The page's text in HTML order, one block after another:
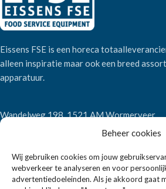
Beheer cookies
Wij gebruiken cookies om jouw
webverkeer te analyseren en voor
advertentiedoeleinden. Als je akkoord gaat
Eissens FSE is een horeca
alleen inspiratie maar ook een breed
apparatuur.
Wandelweg 198, 1521 AM Wormerveer
+31 6 2708 6347
KLANTENSERVICE